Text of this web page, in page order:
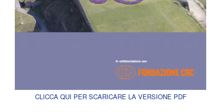
CLICCA QUI PER SCARICARE LA VERSIONE PDF